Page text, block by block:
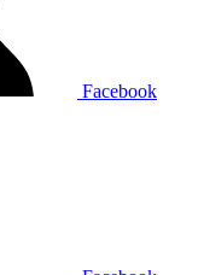
Facebook